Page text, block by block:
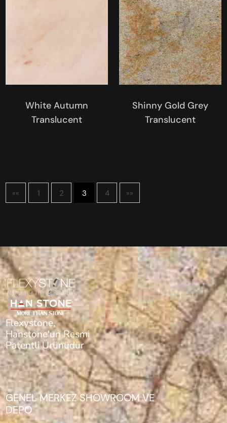
White Autumn
Translucent
Shinny Gold Grey
Translucent
«« 1 2 3 4 »»
Flexystone,
Hanstone'un Resmi
Patentli Ürünüdür
GENEL MERKEZ SHOWROOM VE
DEPO